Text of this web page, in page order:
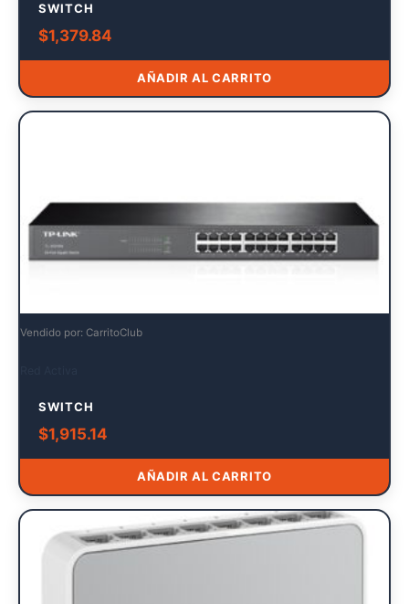
SWITCH
$1,379.84
AÑADIR AL CARRITO
Vendido por: CarritoClub
SWITCH
$1,915.14
AÑADIR AL CARRITO